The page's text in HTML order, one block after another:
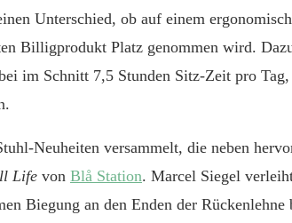
Unterschied, ob auf einem ergonomisch
Billigprodukt Platz genommen wird.
im Schnitt 7,5 Stunden Sitz-Zeit pro
Neuheiten versammelt, die neben hervo
Life von Blå Station. Marcel Siegel
Biegung an den Enden der Rückenlehne